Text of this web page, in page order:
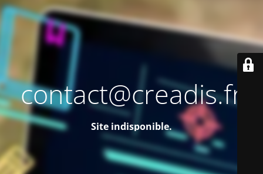
contact@creadis.fr
Site indisponible.